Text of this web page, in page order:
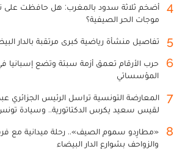
4
أضخم ثلاثة سدود بالمغرب: هل حافظت على
موجات الحر الصيفية؟
5 تفاصيل منشأة رياضية كبرى مرتقبة بالدار
6
حرب الأرقام تعمق أزمة سبتة وتضع إسبانيا
المؤسساتي
7
المعارضة التونسية تراسل الرئيس الجزائري
لقيس سعيد يكرس الدكتاتورية.. وسيادة
8
«مطارِدو سموم الصيف».. رحلة ميدانية مع
والزواحف بشوارع الدار البيضاء